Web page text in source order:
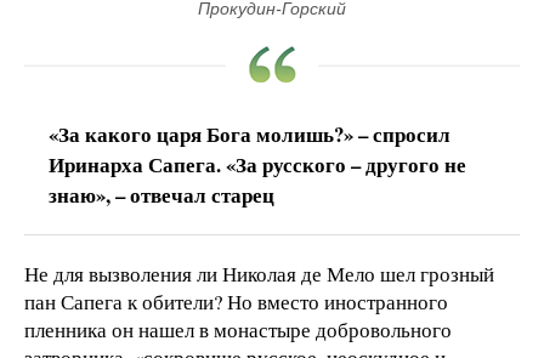
Прокудин-Горский
«За какого царя Бога молишь?» – спросил
Иринарха Сапега. «За русского – другого не
знаю», – отвечал старец
Не для вызволения ли Николая де Мело шел грозный
пан Сапега к обители? Но вместо иностранного
пленника он нашел в монастыре добровольного